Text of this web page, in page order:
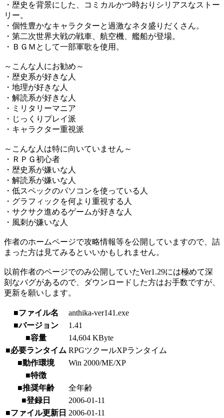
・歴史を背景にした、コミカルかつ時おりシリアスなストー
リー。
・個性豊かなキャラクターと過激なネタ盛りだくさん。
・第二次世界大戦の戦車、航空機、艦船が登場。
・ＢＧＭとして一部軍歌を使用。
～こんな人にお勧め～
・歴史系が好きな人
・地理が好きな人
・解読系が好きな人
・ミリタリーマニア
・じっくりプレイ派
・キャラクター重視派
～こんな人は特に向いていません～
・ＲＰＧ初心者
・歴史系が嫌いな人
・解読系が嫌いな人
・低スペックのパソコンを使っている人
・グラフィックを何より重視する人
・サクサク進めるゲームが好きな人
・風刺が嫌いな人
作者のホームページで攻略情報等を公開していますので、詰
まった方は見てみるといいかもしれません。
以前作者のページでのみ公開していたVer1.29には極めて深
刻なバグがあるので、ダウンロードした方はお手数ですが、
更新を願いします。
■ファイル名
anthika-ver141.exe
■バージョン
1.41
■容量
14,604 KByte
■必要ランタイム RPGツクールXPランタイム
■動作環境
Win 2000/ME/XP
■特徴
■推奨年齢
全年齢
■登録日
2006-01-11
■ファイル更新日 2006-01-11